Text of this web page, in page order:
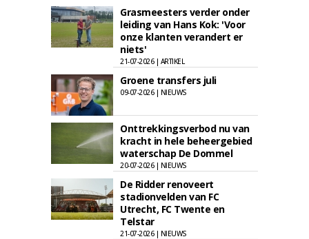
Grasmeesters verder onder
leiding van Hans Kok: 'Voor
onze klanten verandert er
niets'
21-07-2026 | ARTIKEL
Groene transfers juli
09-07-2026 | NIEUWS
Onttrekkingsverbod nu van
kracht in hele beheergebied
waterschap De Dommel
20-07-2026 | NIEUWS
De Ridder renoveert
stadionvelden van FC
Utrecht, FC Twente en
Telstar
21-07-2026 | NIEUWS